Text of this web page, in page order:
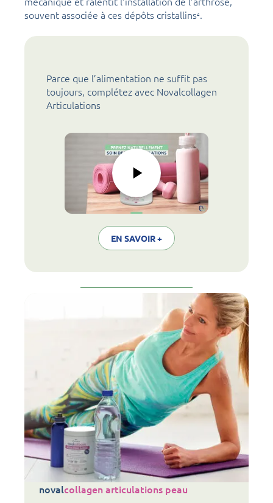
souvent associée à ces dépôts cristallins4.
Parce que l’alimentation ne suffit pas
toujours, complétez avec Novalcollagen
Articulations
EN SAVOIR +
novalcollagen articulations peau